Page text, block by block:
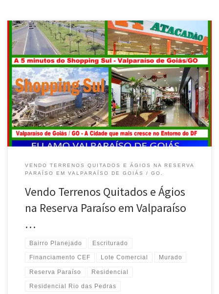
RESERVA PARAÍSO , Vendo terreno comercial , 1.000 Mts , de
Esquina , atrás da Vem Ki Tem RESERVA PARAÍSO , Vendo
terreno Quitado , aceita Financiamento da CEF , Valparaíso de
Goiás RESERVA PARAÍSO , Vendo Ágio, terreno comercial, de
Esquina , Av. Principal , Qd. 16 […]
VENDO TERRENOS QUITADOS E ÁGIOS NA RESERVA
PARAÍSO EM VALPARAÍSO DE GOIÁS / GO.
Vendo Terrenos Quitados e Ágios
na Reserva Paraíso em Valparaíso
…
Bairro Planejado Escriturado
Financiamento CEF Lote Comercial Murado
Reserva Paraíso Residencial
Residencial Rio das Pedras